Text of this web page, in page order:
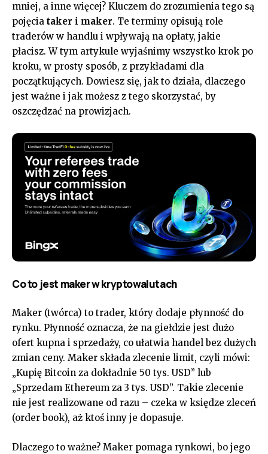
mniej, a inne więcej? Kluczem do zrozumienia tego są
pojęcia taker i maker. Te terminy opisują role
traderów w handlu i wpływają na opłaty, jakie
płacisz. W tym artykule wyjaśnimy wszystko krok po
kroku, w prosty sposób, z przykładami dla
początkujących. Dowiesz się, jak to działa, dlaczego
jest ważne i jak możesz z tego skorzystać, by
oszczędzać na prowizjach.
Co to jest maker w kryptowalutach
Maker (twórca) to trader, który dodaje płynność do
rynku. Płynność oznacza, że na giełdzie jest dużo
ofert kupna i sprzedaży, co ułatwia handel bez dużych
zmian ceny. Maker składa zlecenie limit, czyli mówi:
„Kupię Bitcoin za dokładnie 50 tys. USD” lub
„Sprzedam Ethereum za 3 tys. USD”. Takie zlecenie
nie jest realizowane od razu – czeka w księdze zleceń
(order book), aż ktoś inny je dopasuje.
Dlaczego to ważne? Maker pomaga rynkowi, bo jego